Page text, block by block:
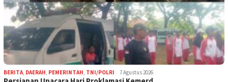
BERITA DAERAH PEMERINTAH TNI/POLRI 7 Agustus 2026